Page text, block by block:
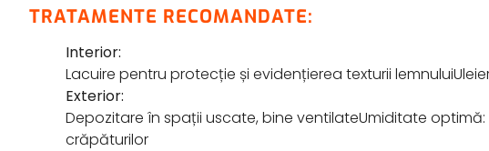
TRATAMENTE RECOMANDATE:
Interior:
Lacuire pentru protecție și evidențierea texturii
Exterior:
Depozitare în spații uscate, bine ventilateUmiditate
crăpăturilor